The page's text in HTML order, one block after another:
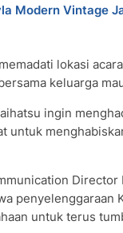
Modern Vintage
lokasi
keluarga
ingin
untuk
Director
penyelenggaraan
untuk terus